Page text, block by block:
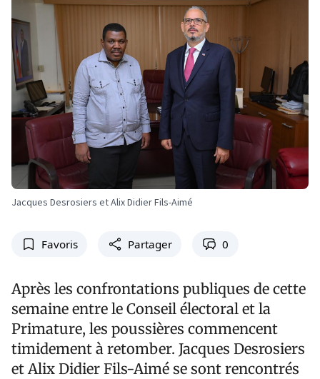
Jacques Desrosiers et Alix Didier Fils-Aimé
Favoris Partager 0
Après les confrontations publiques de cette
semaine entre le Conseil électoral et la
Primature, les poussières commencent
timidement à retomber. Jacques Desrosiers
et Alix Didier Fils-Aimé se sont rencontrés